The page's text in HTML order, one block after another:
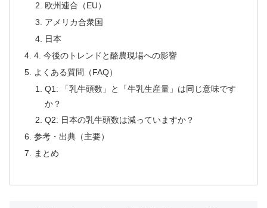
欧州連合（EU）
アメリカ合衆国
日本
4. 今後のトレンドと酪農現場への影響
よくある質問（FAQ）
Q1: 「乳牛頭数」と「牛乳生産量」は同じ意味です
か？
Q2: 日本の乳牛頭数は減っていますか？
参考・出典（主要）
まとめ